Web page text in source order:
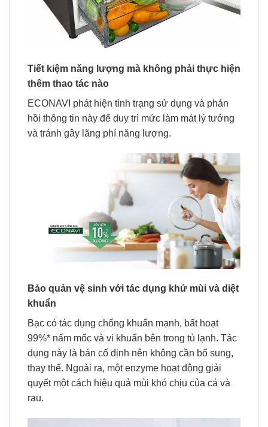
Tiết kiệm năng lượng mà không phải thực hiện
thêm thao tác nào
ECONAVI phát hiện tình trạng sử dụng và phản
hồi thông tin này để duy trì mức làm mát lý tưởng
và tránh gây lãng phí năng lượng.
Bảo quản vệ sinh với tác dụng khử mùi và diệt
khuẩn
Bạc có tác dụng chống khuẩn mạnh, bất hoạt
99%* nấm mốc và vi khuẩn bên trong tủ lạnh. Tác
dụng này là bán cố định nên không cần bổ sung,
thay thế. Ngoài ra, một enzyme hoạt động giải
quyết một cách hiệu quả mùi khó chịu của cá và
rau.